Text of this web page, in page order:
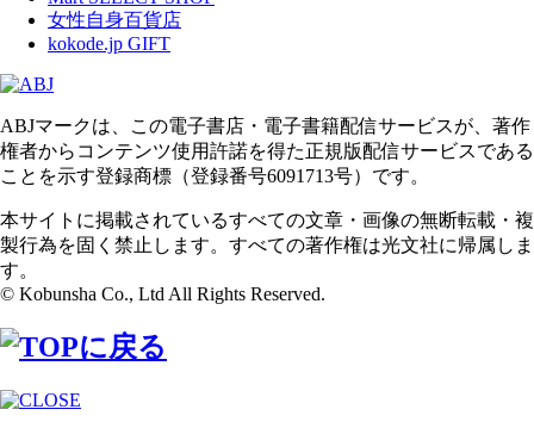
女性自身百貨店
kokode.jp GIFT
ABJマークは、この電子書店・電子書籍配信サービスが、著作
権者からコンテンツ使用許諾を得た正規版配信サービスである
ことを示す登録商標（登録番号6091713号）です。
本サイトに掲載されているすべての文章・画像の無断転載・複
製行為を固く禁止します。すべての著作権は光文社に帰属しま
す。
© Kobunsha Co., Ltd All Rights Reserved.